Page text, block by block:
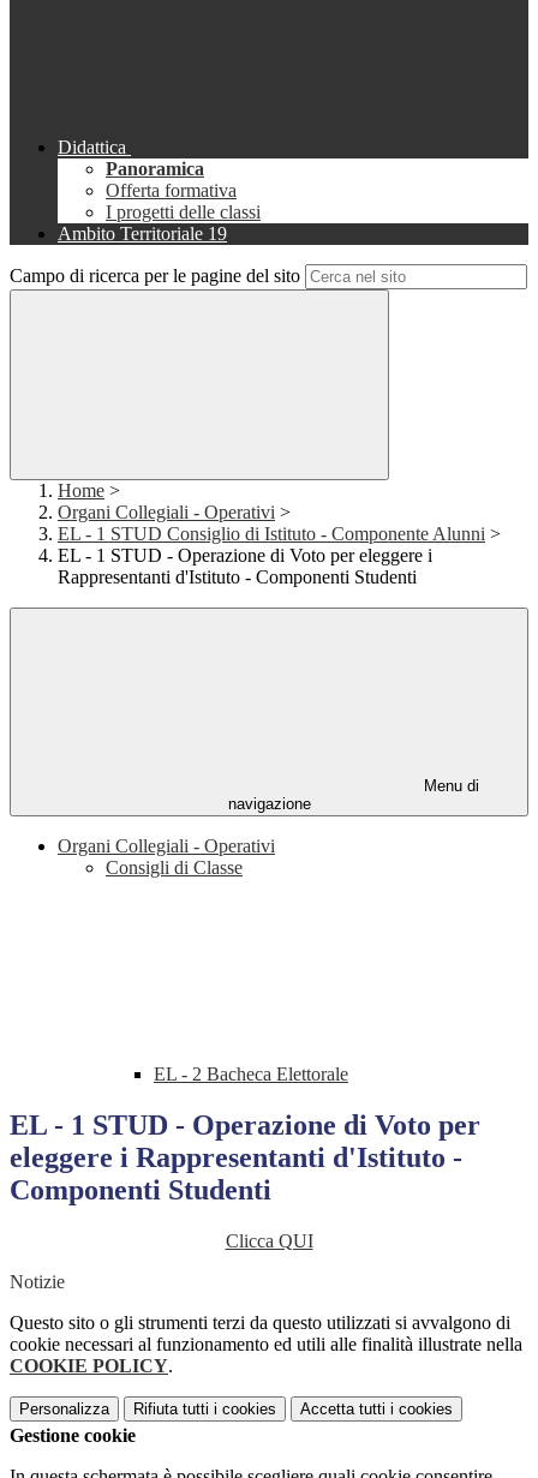
Didattica
Panoramica
Offerta formativa
I progetti delle classi
Ambito Territoriale 19
Campo di ricerca per le pagine del sito
Home >
Organi Collegiali - Operativi >
EL - 1 STUD Consiglio di Istituto - Componente Alunni >
EL - 1 STUD - Operazione di Voto per eleggere i
Rappresentanti d'Istituto - Componenti Studenti
Menu di
navigazione
Organi Collegiali - Operativi
Consigli di Classe
EL - 2 Bacheca Elettorale
EL - 1 STUD - Operazione di Voto per
eleggere i Rappresentanti d'Istituto -
Componenti Studenti
Clicca QUI
Notizie
Questo sito o gli strumenti terzi da questo utilizzati si avvalgono di
cookie necessari al funzionamento ed utili alle finalità illustrate nella
COOKIE POLICY.
Personalizza Rifiuta tutti i cookies Accetta tutti i cookies
Gestione cookie